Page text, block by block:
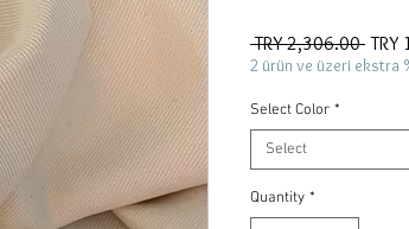
TRY 2,306.00
Price
2 ürün ve üzeri ekstra
Select Color *
Select
Quantity *